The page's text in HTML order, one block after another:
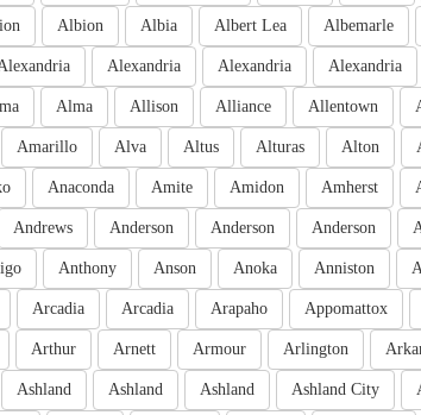
Albemarle
Albert Lea
Albia
Albion
Alexandria
Alexandria
Alexandria
Allentown
Alliance
Allison
Alma
Alton
Alturas
Altus
Alva
Amarillo
Amherst
Amidon
Amite
Anaconda
Anderson
Anderson
Anderson
Andrews
Anniston
Anoka
Anson
Anthony
Appomattox
Arapaho
Arcadia
Arcadia
Arlington
Armour
Arnett
Arthur
Ashland City
Ashland
Ashland
Ashland